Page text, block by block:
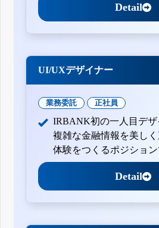
Detail
UI/UXデザイナー
業務委託 正社員
IRBANK初の一人目デザ
複雑な金融情報を美し
体験をつくるポジション
Detail